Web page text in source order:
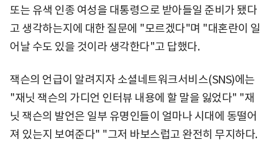
또는 유색 인종 여성을 대통령으로 받아들일 준비가 됐다
고 생각하는지에 대한 질문에 "모르겠다"며 "대혼란이 일
어날 수도 있을 것이라 생각한다"고 답했다.
잭슨의 언급이 알려지자 소셜네트워크서비스(SNS)에는
"재닛 잭슨의 가디언 인터뷰 내용에 할 말을 잃었다" "재
닛 잭슨의 발언은 일부 유명인들이 얼마나 시대에 동떨어
져 있는지 보여준다" "그저 바보스럽고 완전히 무지하다.